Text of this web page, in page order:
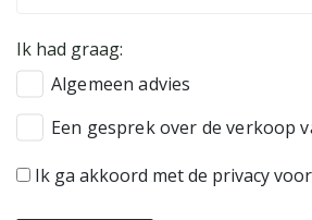
Ik had graag:
Algemeen advies
Een gesprek over de verkoop
Ik ga akkoord met de privacy